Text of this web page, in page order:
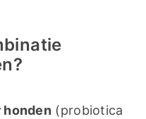
(probiotica